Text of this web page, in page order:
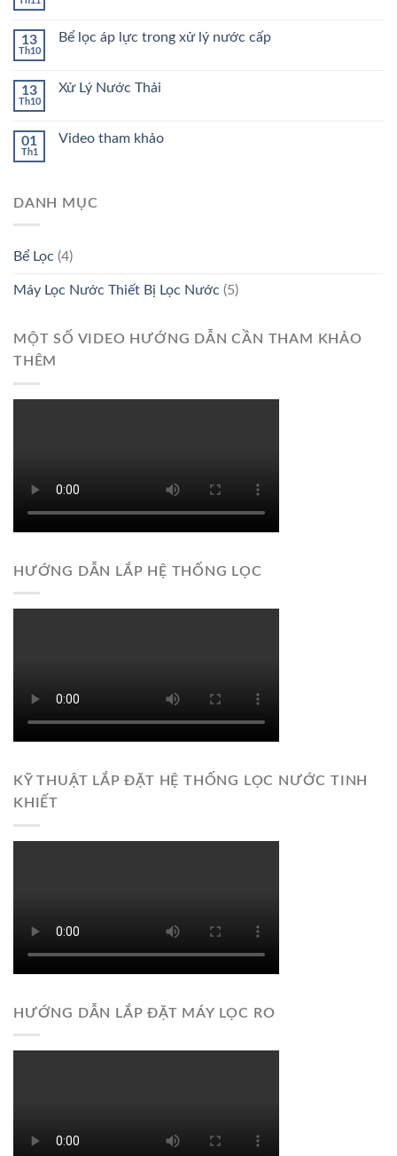
13
Th10
Bể lọc áp lực trong xử lý nước cấp
13
Th10
Xử Lý Nước Thải
01
Th1
Video tham khảo
DANH MỤC
Bể Lọc (4)
Máy Lọc Nước Thiết Bị Lọc Nước (5)
MỘT SỐ VIDEO HƯỚNG DẪN CẦN THAM KHẢO
THÊM
HƯỚNG DẪN LẮP HỆ THỐNG LỌC
KỸ THUẬT LẮP ĐẶT HỆ THỐNG LỌC NƯỚC TINH
KHIẾT
HƯỚNG DẪN LẮP ĐẶT MÁY LỌC RO